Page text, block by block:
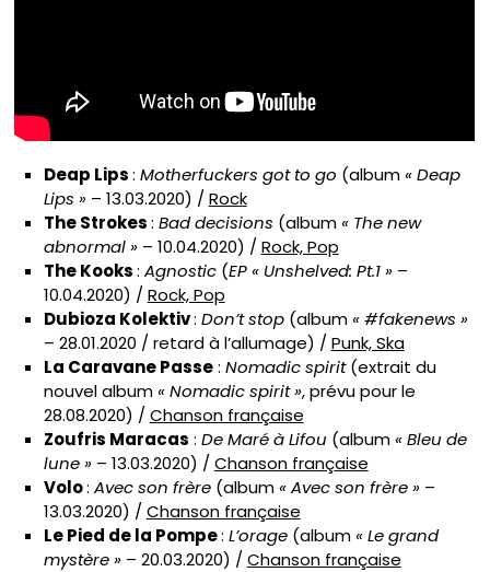
Deap Lips: Motherfuckers got to go (album« Deap
Lips »– 13.03.2020) /Rock
The Strokes: Bad decisions (album« The new
abnormal »– 10.04.2020) /Rock, Pop
The Kooks: Agnostic(EP « Unshelved: Pt.1 »–
10.04.2020) /Rock, Pop
Dubioza Kolektiv: Don’t stop (album« #fakenews »
– 28.01.2020 / retard à l’allumage) /Punk, Ska
La Caravane Passe: Nomadic spirit(extrait du
nouvel album« Nomadic spirit », prévu pour le
28.08.2020) /Chanson française
Zoufris Maracas : De Maré à Lifou (album« Bleu de
lune »– 13.03.2020) /Chanson française
Volo: Avec son frère(album« Avec son frère »–
13.03.2020) /Chanson française
Le Pied de la Pompe: L’orage (album« Le grand
mystère »– 20.03.2020) /Chanson française